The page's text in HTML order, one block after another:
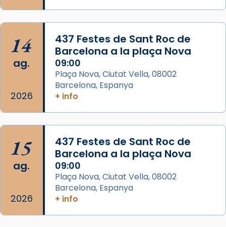
📸 Dr. G. Simón
Photo
View on Facebook · Share
Memòria de les santes Juliana i
Semproniana, verges i màrtirs.
Acompanyant la història de sant Cugat, a
partir de l’Edat Mitjana sorgeix la tradició
que les santes Juliana (“relatiu a Júlia”) i
Semproniana (“relatiu a Semprònia =
eterna”) són deixebles seves. I l’any 1667, el
14
ag.
2026
437 Festes de Sant Roc de
Barcelona a la plaça Nova
09:00
Plaça Nova, Ciutat Vella, 08002
Barcelona, Espanya
+ info
15
ag.
2026
437 Festes de Sant Roc de
Barcelona a la plaça Nova
09:00
Plaça Nova, Ciutat Vella, 08002
Barcelona, Espanya
+ info